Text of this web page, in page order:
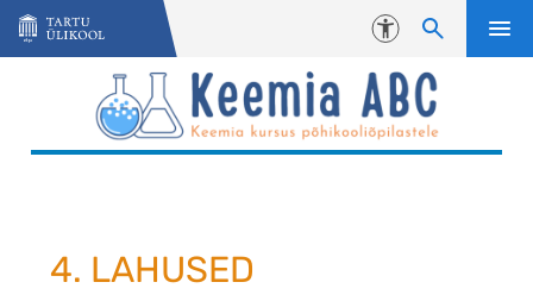
Liigu edasi põhisisu juurde
Juurdepääsetavus
4. LAHUSED